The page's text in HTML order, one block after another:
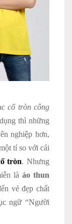
cổ tròn công
thì những
nghiệp hơn,
tí so với cái
tròn. Nhưng
là áo thun
vẻ đẹp chất
ngữ “Người